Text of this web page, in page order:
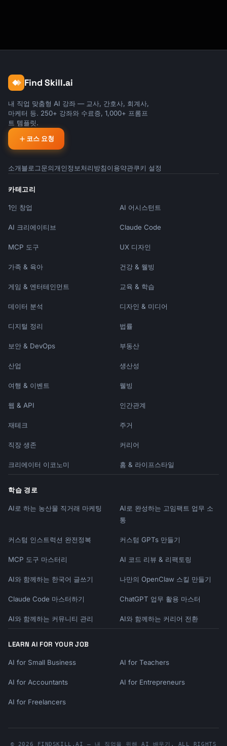
Find Skill.ai
내 직업 맞춤형 AI 강좌 — 교사, 간호사, 회계사,
마케터 등. 250+ 강좌와 수료증, 1,000+ 프롬프
트 템플릿.
코스 요청
소개블로그문의개인정보처리방침이용약관쿠키 설정
카테고리
1인 창업 AI 어시스턴트
AI 크리에이티브 Claude Code
MCP 도구 UX 디자인
가족 & 육아 건강 & 웰빙
게임 & 엔터테인먼트 교육 & 학습
데이터 분석 디자인 & 미디어
디지털 정리 법률
보안 & DevOps 부동산
산업 생산성
여행 & 이벤트 웰빙
웹 & API 인간관계
재테크 주거
직장 생존 커리어
크리에이터 이코노미 홈 & 라이프스타일
학습 경로
AI로 하는 농산물 직거래 마케팅
AI로 완성하는 고임팩트 업무 소
통
커스텀 인스트럭션 완전정복 커스텀 GPTs 만들기
MCP 도구 마스터리 AI 코드 리뷰 & 리팩토링
AI와 함께하는 한국어 글쓰기 나만의 OpenClaw 스킬 만들기
Claude Code 마스터하기 ChatGPT 업무 활용 마스터
AI와 함께하는 커뮤니티 관리 AI와 함께하는 커리어 전환
LEARN AI FOR YOUR JOB
AI for Small Business AI for Teachers
AI for Accountants AI for Entrepreneurs
AI for Freelancers
© 2026 FINDSKILL.AI — 내 직업을 위해 AI 배우기. ALL RIGHTS